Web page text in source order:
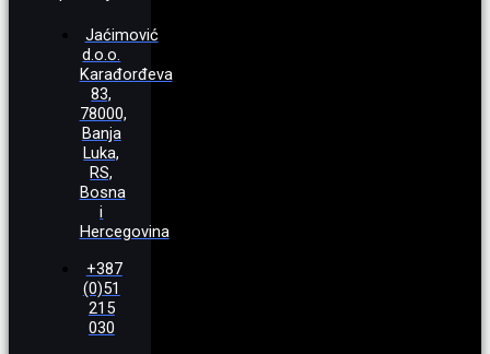
Jaćimović
d.o.o.
Karađorđeva
83,
78000,
Banja
Luka,
RS,
Bosna
i
Hercegovina
+387
(0)51
215
030